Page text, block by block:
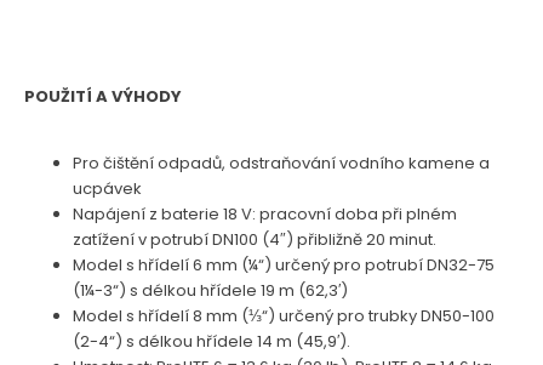
POUŽITÍ A VÝHODY
Pro čištění odpadů, odstraňování vodního kamene a
ucpávek
Napájení z baterie 18 V: pracovní doba při plném
zatížení v potrubí DN100 (4″) přibližně 20 minut.
Model s hřídelí 6 mm (¼“) určený pro potrubí DN32-75
(1¼-3“) s délkou hřídele 19 m (62,3′)
Model s hřídelí 8 mm (⅓“) určený pro trubky DN50-100
(2-4“) s délkou hřídele 14 m (45,9′).